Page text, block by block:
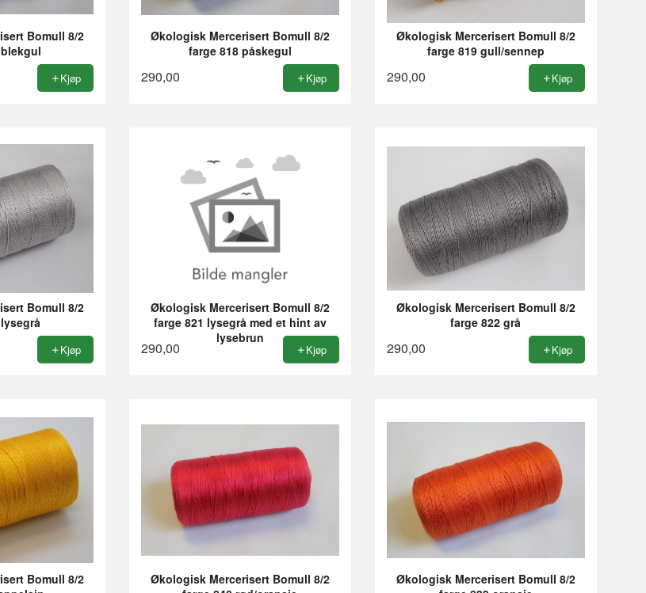
Bomull 8/2
Kjøp
Økologisk Mercerisert Bomull 8/2
farge 818 påskegul
290,00 Kjøp
Økologisk Mercerisert Bomull 8/2
farge 819 gull/sennep
290,00 Kjøp
Bomull 8/2
Kjøp
Økologisk Mercerisert Bomull 8/2
farge 821 lysegrå med et hint av
lysebrun
290,00 Kjøp
Økologisk Mercerisert Bomull 8/2
farge 822 grå
290,00 Kjøp
Bomull 8/2
Økologisk Mercerisert Bomull 8/2
Økologisk Mercerisert Bomull 8/2